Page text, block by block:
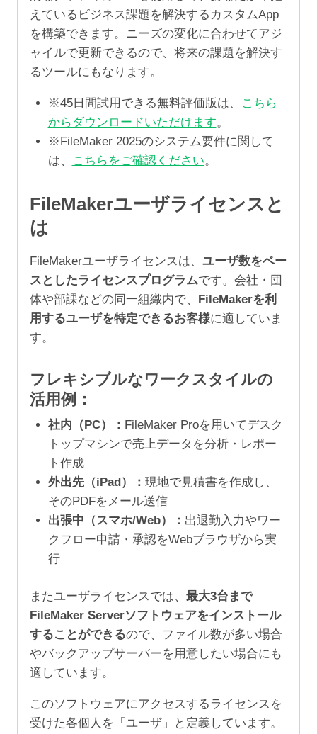
えているビジネス課題を解決するカスタムApp
を構築できます。ニーズの変化に合わせてアジ
ャイルで更新できるので、将来の課題を解決す
るツールにもなります。
※45日間試用できる無料評価版は、
こちら
からダウンロードいただけます。
※FileMaker 2025のシステム要件に関して
は、
こちらをご確認ください。
FileMakerユーザライセンスと
は
FileMakerユーザライセンスは、 ユーザ数をベー
スとしたライセンスプログラムです。会社・団
体や部課などの同一組織内で、
FileMakerを利
用するユーザを特定できるお客様に適していま
す。
フレキシブルなワークスタイルの
活用例：
社内（PC）： FileMaker Proを用いてデスク
トップマシンで売上データを分析・レポー
ト作成
外出先（iPad）： 現地で見積書を作成し、
そのPDFをメール送信
出張中（スマホ/Web）： 出退勤入力やワー
クフロー申請・承認をWebブラウザから実
行
またユーザライセンスでは、 最大3台まで
FileMaker Serverソフトウェアをインストール
することができるので、ファイル数が多い場合
やバックアップサーバーを用意したい場合にも
適しています。
このソフトウェアにアクセスするライセンスを
受けた各個人を「ユーザ」と定義しています。